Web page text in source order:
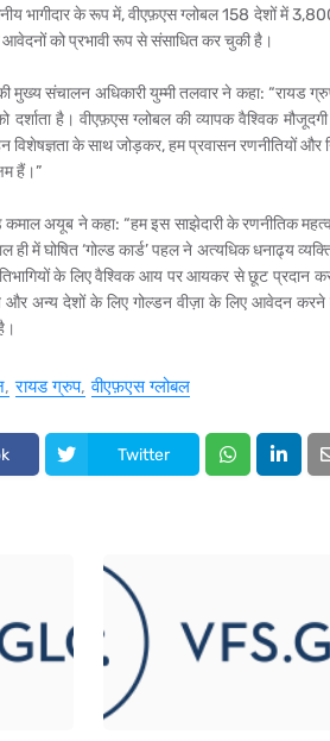
भागीदार के रूप में, वीएफ़एस ग्लोबल 158 देशों में
को प्रभावी रूप से संसाधित कर चुकी है।
मुख्य संचालन अधिकारी युम्मी तलवार ने कहा: “रायड
दर्शाता है। वीएफ़एस ग्लोबल की व्यापक वैश्विक
विशेषज्ञता के साथ जोड़कर, हम प्रवासन रणनीतियों और
हैं।”
अयूब ने कहा: “हम इस साझेदारी के रणनीतिक
ही में घोषित ‘गोल्ड कार्ड’ पहल ने अत्यधिक धनाढ्य
के लिए वैश्विक आय पर आयकर से छूट
और अन्य देशों के लिए गोल्डन वीज़ा के लिए आवेदन
रायड ग्रुप वीएफ़एस ग्लोबल
Twitter